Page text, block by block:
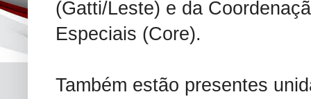
(Gatti/Leste) e da
Especiais (Core).
Também estão presentes